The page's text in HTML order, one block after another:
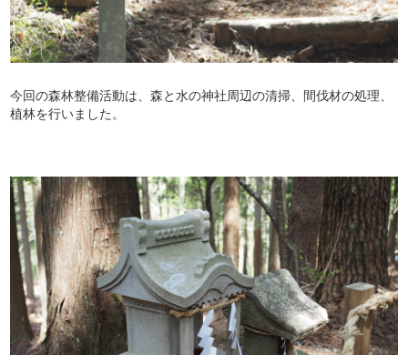
今回の森林整備活動は、森と水の神社周辺の清掃、間伐材の処理、
植林を行いました。